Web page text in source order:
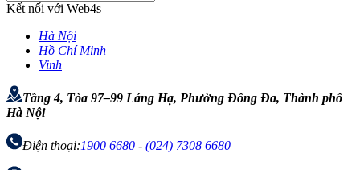
Kết nối với Web4s
Hà Nội
Hồ Chí Minh
Vinh
Tầng 4, Tòa 97–99 Láng Hạ, Phường Đống Đa, Thành phố
Hà Nội
Điện thoại:1900 6680 - (024) 7308 6680